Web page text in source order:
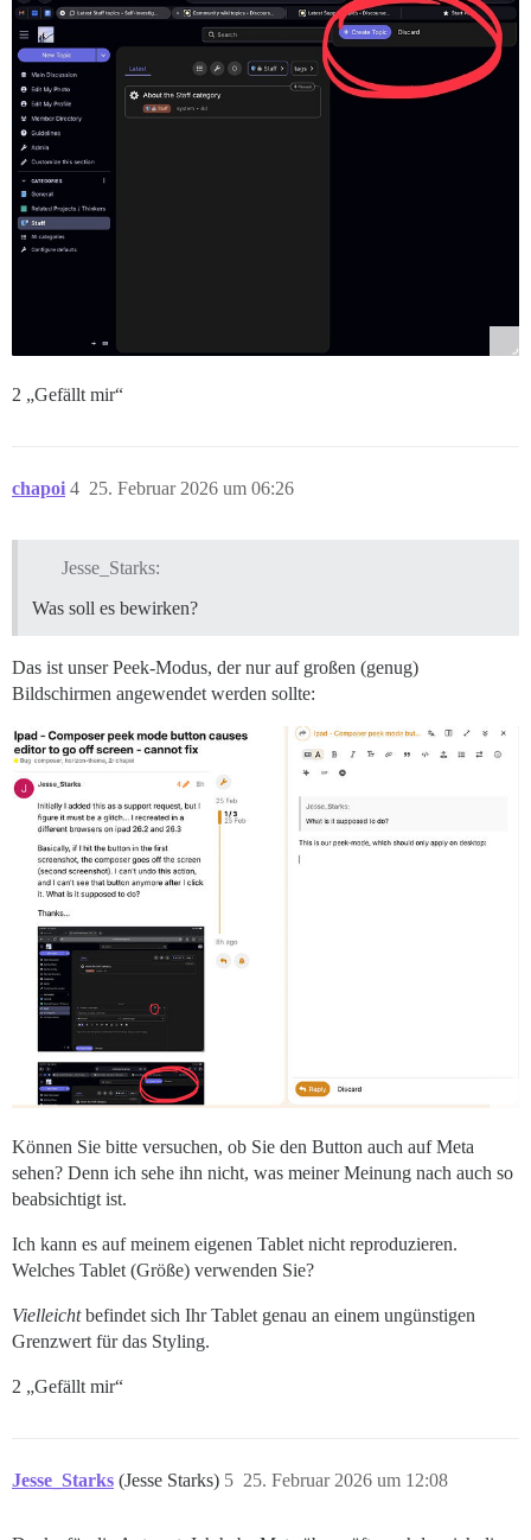
2 „Gefällt mir“
chapoi 25. Februar 2026 um 06:26
4
Jesse_Starks:
Was soll es bewirken?
Das ist unser Peek-Modus, der nur auf großen (genug)
Bildschirmen angewendet werden sollte:
Können Sie bitte versuchen, ob Sie den Button auch auf Meta
sehen? Denn ich sehe ihn nicht, was meiner Meinung nach auch so
beabsichtigt ist.
Ich kann es auf meinem eigenen Tablet nicht reproduzieren.
Welches Tablet (Größe) verwenden Sie?
Vielleichtbefindet sich Ihr Tablet genau an einem ungünstigen
Grenzwert für das Styling.
2 „Gefällt mir“
Jesse_Starks (Jesse Starks) 25. Februar 2026 um 12:08
5